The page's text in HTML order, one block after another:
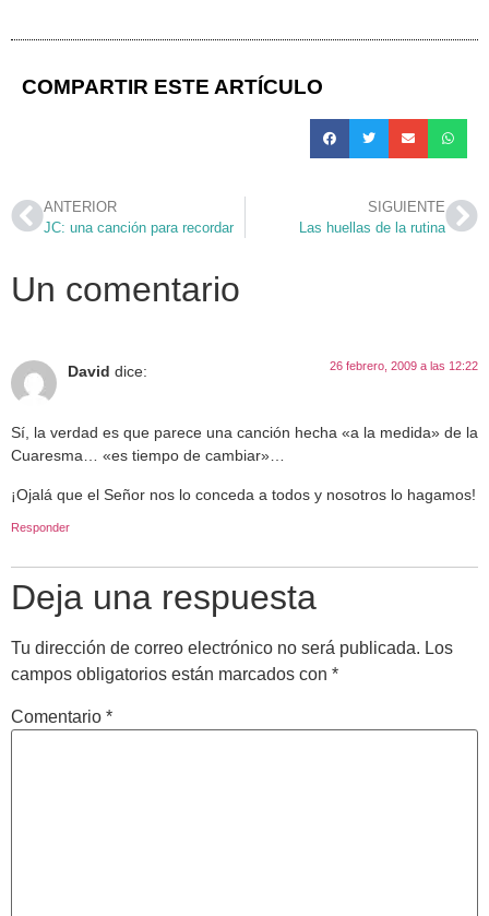
COMPARTIR ESTE ARTÍCULO
ANTERIOR
JC: una canción para recordar
SIGUIENTE
Las huellas de la rutina
Un comentario
David dice: 26 febrero, 2009 a las 12:22
Sí, la verdad es que parece una canción hecha «a la medida» de la
Cuaresma… «es tiempo de cambiar»…
¡Ojalá que el Señor nos lo conceda a todos y nosotros lo hagamos!
Responder
Deja una respuesta
Tu dirección de correo electrónico no será publicada. Los
campos obligatorios están marcados con *
Comentario *